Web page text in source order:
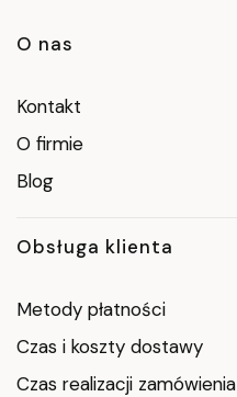
Linki w stopce
O nas
Kontakt
O firmie
Blog
Obsługa klienta
Metody płatności
Czas i koszty dostawy
Czas realizacji zamówienia